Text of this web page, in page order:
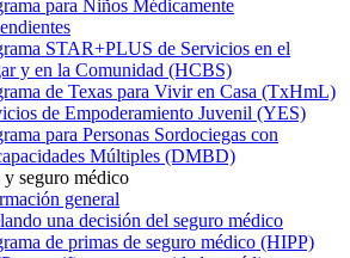
para Niños Médicamente
STAR+PLUS de Servicios en el
y en la Comunidad (HCBS)
de Texas para Vivir en Casa (TxHmL)
de Empoderamiento Juvenil (YES)
para Personas Sordociegas con
Múltiples (DMBD)
seguro médico
general
una decisión del seguro médico
de primas de seguro médico (HIPP)